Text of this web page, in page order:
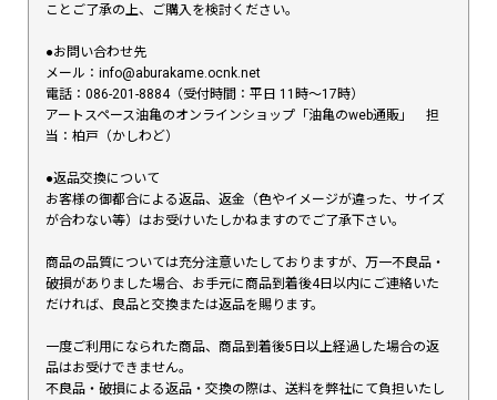
ことご了承の上、ご購入を検討ください。
●お問い合わせ先
メール：info@aburakame.ocnk.net
電話：086-201-8884（受付時間：平日 11時〜17時）
アートスペース油亀のオンラインショップ「油亀のweb通販」 担
当：柏戸（かしわど）
●返品交換について
お客様の御都合による返品、返金（色やイメージが違った、サイズ
が合わない等）はお受けいたしかねますのでご了承下さい。
商品の品質については充分注意いたしておりますが、万一不良品・
破損がありました場合、お手元に商品到着後4日以内にご連絡いた
だければ、良品と交換または返品を賜ります。
一度ご利用になられた商品、商品到着後5日以上経過した場合の返
品はお受けできません。
不良品・破損による返品・交換の際は、送料を弊社にて負担いたし